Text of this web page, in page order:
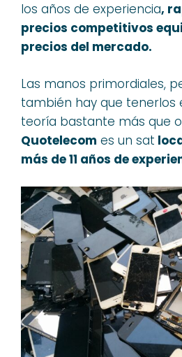
los años de experiencia,
precios competitivos
precios del mercado.
Las manos primordiales,
también hay que tenerlos
teoría bastante más que
Quotelecom es un sat
más de 11 años de